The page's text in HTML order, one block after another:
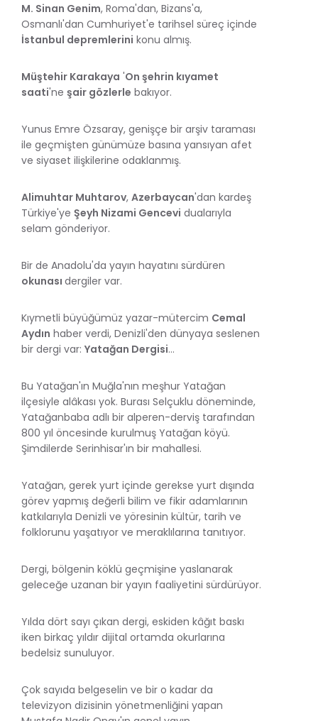
M. Sinan Genim, Roma'dan, Bizans'a,
Osmanlı'dan Cumhuriyet'e tarihsel süreç içinde
İstanbul depremlerini konu almış.
Müştehir Karakaya 'On şehrin kıyamet
saati'ne şair gözlerle bakıyor.
Yunus Emre Özsaray, genişçe bir arşiv taraması
ile geçmişten günümüze basına yansıyan afet
ve siyaset ilişkilerine odaklanmış.
Alimuhtar Muhtarov, Azerbaycan'dan kardeş
Türkiye'ye Şeyh Nizami Gencevi dualarıyla
selam gönderiyor.
Bir de Anadolu'da yayın hayatını sürdüren
okunası dergiler var.
Kıymetli büyüğümüz yazar-mütercim Cemal
Aydın haber verdi, Denizli'den dünyaya seslenen
bir dergi var: Yatağan Dergisi...
Bu Yatağan'ın Muğla'nın meşhur Yatağan
ilçesiyle alâkası yok. Burası Selçuklu döneminde,
Yatağanbaba adlı bir alperen-derviş tarafından
800 yıl öncesinde kurulmuş Yatağan köyü.
Şimdilerde Serinhisar'ın bir mahallesi.
Yatağan, gerek yurt içinde gerekse yurt dışında
görev yapmış değerli bilim ve fikir adamlarının
katkılarıyla Denizli ve yöresinin kültür, tarih ve
folklorunu yaşatıyor ve meraklılarına tanıtıyor.
Dergi, bölgenin köklü geçmişine yaslanarak
geleceğe uzanan bir yayın faaliyetini sürdürüyor.
Yılda dört sayı çıkan dergi, eskiden kâğıt baskı
iken birkaç yıldır dijital ortamda okurlarına
bedelsiz sunuluyor.
Çok sayıda belgeselin ve bir o kadar da
televizyon dizisinin yönetmenliğini yapan